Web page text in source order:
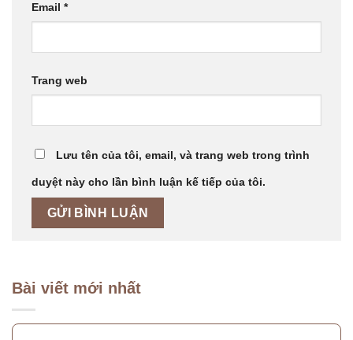
Email *
Trang web
Lưu tên của tôi, email, và trang web trong trình
duyệt này cho lần bình luận kế tiếp của tôi.
Bài viết mới nhất